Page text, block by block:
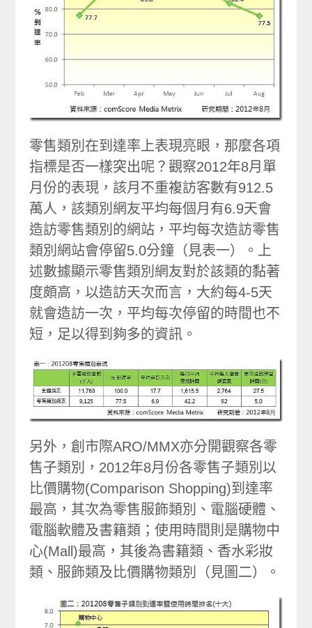
零售類別在到達率上表現亮眼，那麼各項
指標是否一樣突出呢？觀察2012年8月單
月份的表現，該月不重複訪客數有912.5
萬人，該類別網友平均每個月有6.9天會
造訪零售類別的網站，平均每次造訪零售
類別網站會停留5.0分鐘（見表一）。上
述數據顯示零售類別網友對於該類的黏著
度頗高，以造訪天次而言，大約每4-5天
就會造訪一次，平均每次停留的時間也不
短，足以得到夠多的資訊。
另外，創市際ARO/MMX亦分開觀察各零
售子類別，2012年8月份各零售子類別以
比價購物(Comparison Shopping)到達率
最高，其次為零售服飾類別、電腦硬體、
電腦軟體及書籍類；使用時間則是購物中
心(Mall)最高，其後為書籍類、香水彩妝
類、服飾類及比價購物類別（見圖二）。